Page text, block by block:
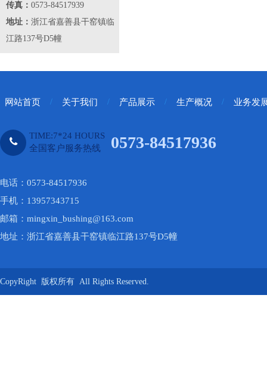
传真： 0573-84517939
地址： 浙江省嘉善县干窑镇临
江路137号D5幢
网站首页 / 关于我们 / 产品展示 / 生产概况 / 业务发
TIME:7*24 HOURS
全国客户服务热线
0573-84517936
电话：0573-84517936
手机：13957343715
邮箱：mingxin_bushing@163.com
地址：浙江省嘉善县干窑镇临江路137号D5幢
CopyRight 版权所有 All Rights Reserved.